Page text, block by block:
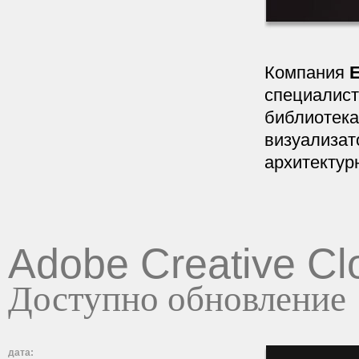
Компания
Adobe Creative
Доступно обновление
дата: